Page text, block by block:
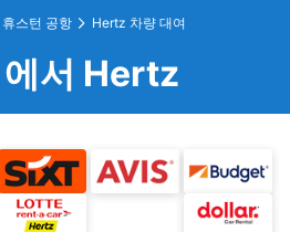
휴스턴 공항 Hertz 차량 대여
에서 Hertz